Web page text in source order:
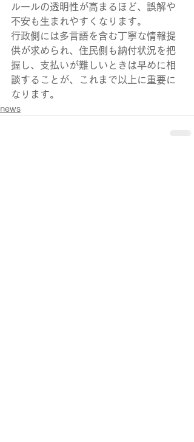
ルールの透明性が高まるほど、誤解や
不安も生まれやすくなります。
行政側には多言語を含む丁寧な情報提
供が求められ、住民側も納付状況を把
握し、支払いが難しいときは早めに相
談することが、これまで以上に重要に
なります。
news